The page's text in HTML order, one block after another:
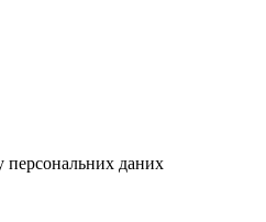
персональних даних